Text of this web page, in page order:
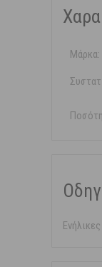
Μάρκα: